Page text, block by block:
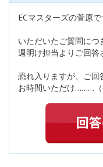
ECマスターズの菅原で
いただいたご質問につ
週明け担当よりご回答
恐れ入りますが、ご回
お時間いただけ………